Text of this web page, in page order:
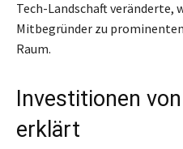
Tech-Landschaft veränderte,
Mitbegründer zu
Raum.
Investitionen
erklärt